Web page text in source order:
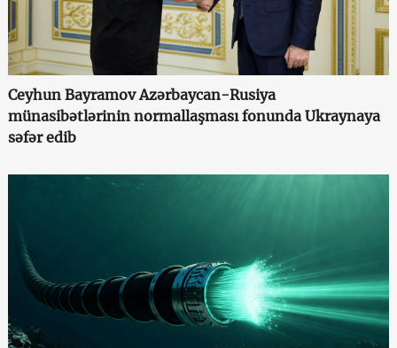
Ceyhun Bayramov Azərbaycan-Rusiya
münasibətlərinin normallaşması fonunda Ukraynaya
səfər edib